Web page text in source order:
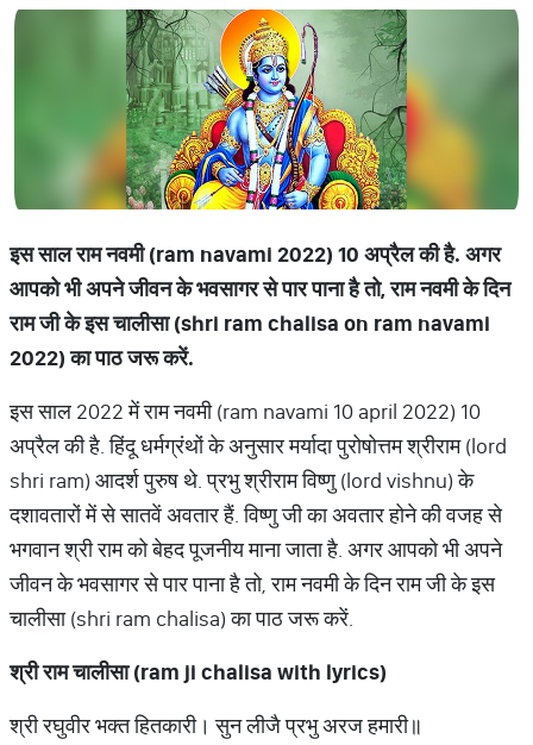
इस साल राम नवमी (ram navami 2022) 10 अप्रैल की है. अगर
आपको भी अपने जीवन के भवसागर से पार पाना है तो, राम नवमी के दिन
राम जी के इस चालीसा (shri ram chalisa on ram navami
2022) का पाठ जरू करें.
इस साल 2022 में राम नवमी (ram navami 10 april 2022) 10
अप्रैल की है. हिंदू धर्मग्रंथों के अनुसार मर्यादा पुरोषोत्तम श्रीराम (lord
shri ram) आदर्श पुरुष थे. प्रभु श्रीराम विष्णु (lord vishnu) के
दशावतारों में से सातवें अवतार हैं. विष्णु जी का अवतार होने की वजह से
भगवान श्री राम को बेहद पूजनीय माना जाता है. अगर आपको भी अपने
जीवन के भवसागर से पार पाना है तो, राम नवमी के दिन राम जी के इस
चालीसा (shri ram chalisa) का पाठ जरू करें.
श्रीरामचालीसा(ram ji chalisa with lyrics)
श्री रघुवीर भक्त हितकारी। सुन लीजै प्रभु अरज हमारी॥